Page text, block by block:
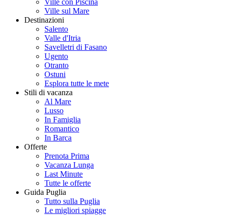
Ville con Piscina
Ville sul Mare
Destinazioni
Salento
Valle d'Itria
Savelletri di Fasano
Ugento
Otranto
Ostuni
Esplora tutte le mete
Stili di vacanza
Al Mare
Lusso
In Famiglia
Romantico
In Barca
Offerte
Prenota Prima
Vacanza Lunga
Last Minute
Tutte le offerte
Guida Puglia
Tutto sulla Puglia
Le migliori spiagge